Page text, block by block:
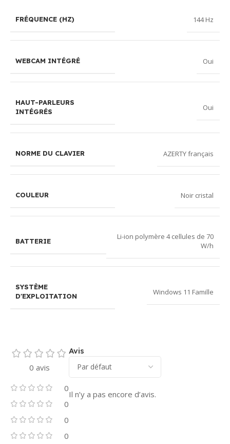
FRÉQUENCE (HZ) 144 Hz
WEBCAM INTÉGRÉ Oui
HAUT-PARLEURS
INTÉGRÉS
Oui
NORME DU CLAVIER AZERTY français
COULEUR Noir cristal
BATTERIE
Li-ion polymère 4 cellules de 70
W/h
SYSTÈME
D'EXPLOITATION
Windows 11 Famille
0 avis
0
0
0
0
Avis
Il n’y a pas encore d’avis.